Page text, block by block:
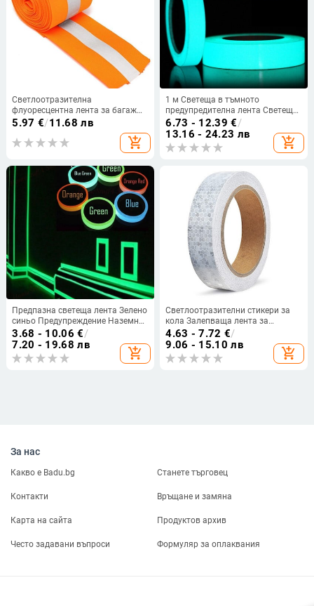
Светлоотразителна
флуоресцентна лента за багаж
Лента за шиене на дрехи
Предупредителна предпазна
лента
5.97 €/11.68 лв
add_shopping_cart
1 м Светеща в тъмното
предупредителна лента Светеща
флуоресцентна нощна
самозалепваща се стикерна
лента Безопасно
предупреждение Декорация
6.73 - 12.39 €/
13.16 - 24.23 лв
add_shopping_cart
Предпазна светеща лента Зелено
синьо Предупреждение Наземна
светлина Съхранение Стълбище
Стикер против приплъзване
Светлоотразителна
флуоресцентна лента
3.68 - 10.06 €/
7.20 - 19.68 лв
add_shopping_cart
Светлоотразителни стикери за
кола Залепваща лента за
безопасност на велосипеда
4.63 - 7.72 €/
9.06 - 15.10 лв
add_shopping_cart
За нас
Какво е Badu.bg Станете търговец
Контакти Връщане и замяна
Карта на сайта Продуктов архив
Често задавани въпроси Формуляр за оплаквания